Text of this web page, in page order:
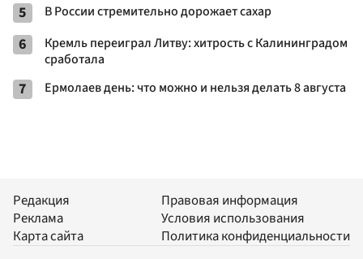
5 В России стремительно дорожает сахар
6
Кремль переиграл Литву: хитрость с Калининградом
сработала
7 Ермолаев день: что можно и нельзя делать 8 августа
Редакция
Реклама
Карта сайта
Правовая информация
Условия использования
Политика конфиденциальности